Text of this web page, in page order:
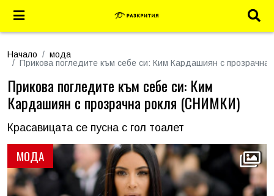
Начало
мода
Прикова погледите към себе си: Ким Кардашиян с
МОДА
Прикова погледите към себе си: Ким
Кардашиян с прозрачна рокля (СНИМКИ)
Красавицата се пусна с гол тоалет